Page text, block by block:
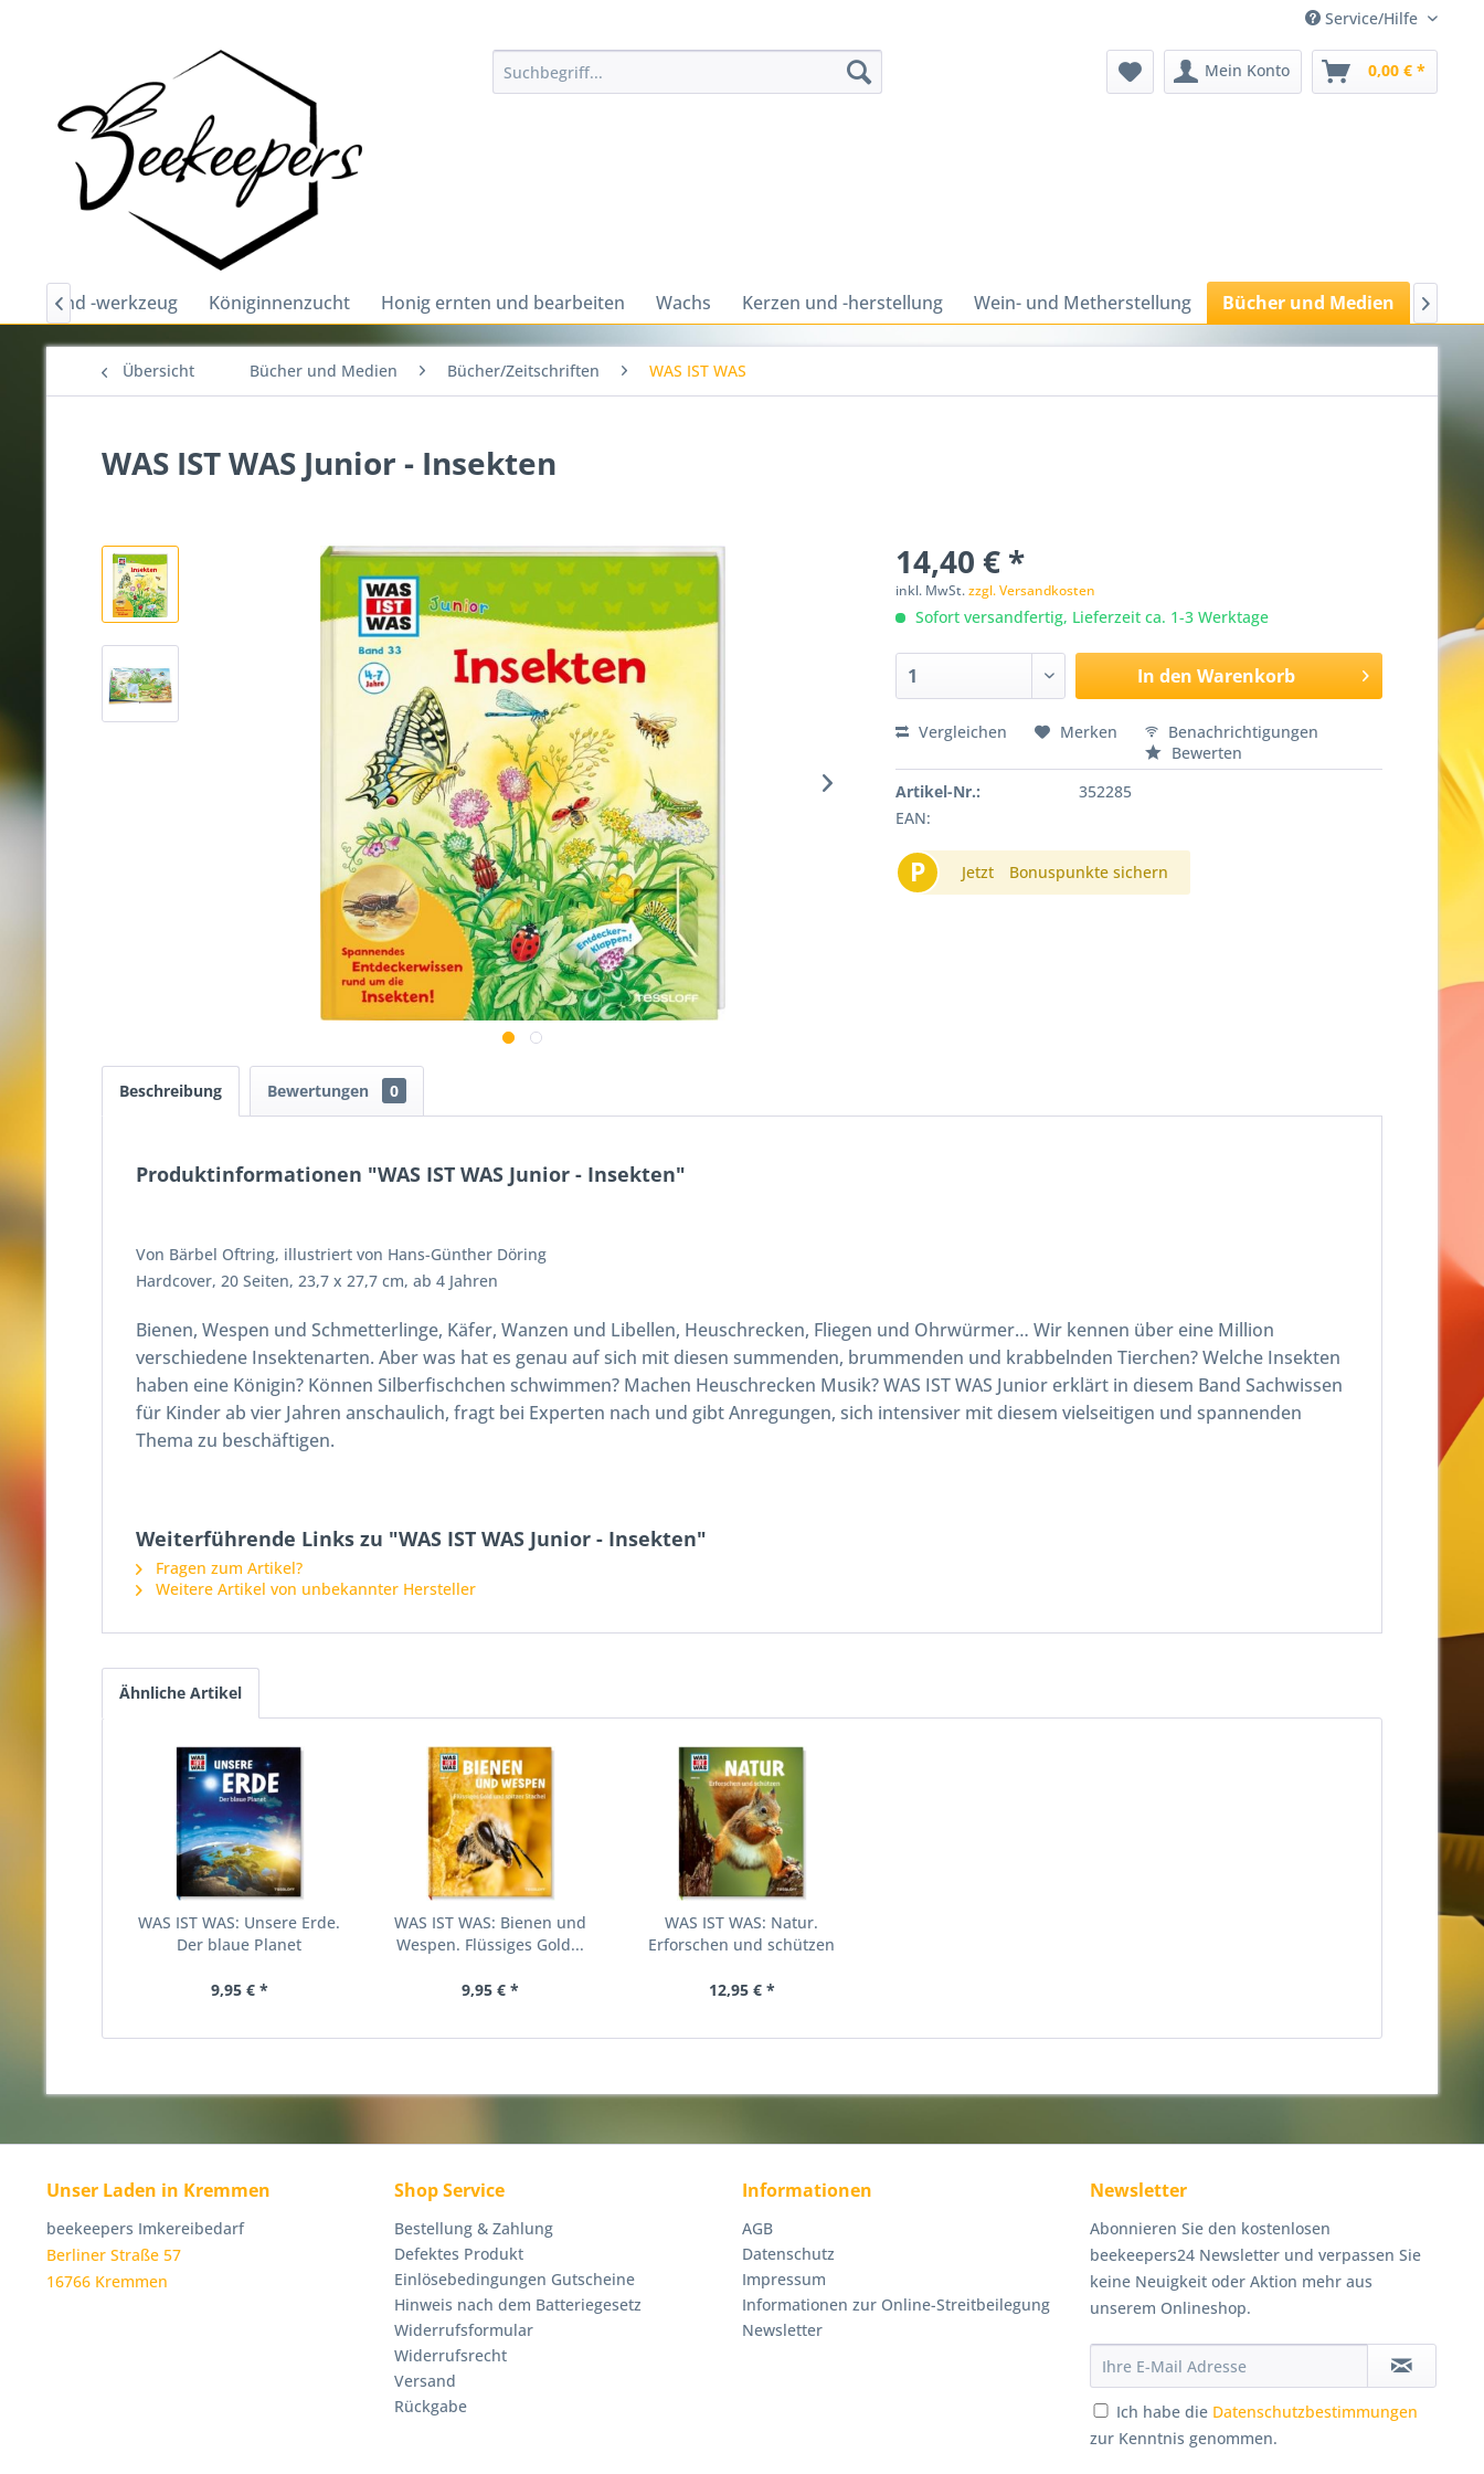
Service/Hilfe
Mein Konto 0,00 € *
und -werkzeug Königinnenzucht Honig ernten und bearbeiten Wachs Kerzen und -herstellung Wein- und Metherstellung Bücher und Medien
 
Übersicht Bücher und Medien Bücher/Zeitschriften WAS IST WAS
WAS IST WAS Junior - Insekten
14,40 € *
inkl. MwSt.zzgl. Versandkosten
Sofort versandfertig, Lieferzeit ca. 1-3 Werktage
In den Warenkorb
Vergleichen Merken
Benachrichtigungen
Bewerten
Artikel-Nr.:
352285
EAN:
P Jetzt Bonuspunkte sichern
Beschreibung Bewertungen 0
Produktinformationen "WAS IST WAS Junior - Insekten"
Von Bärbel Oftring, illustriert von Hans-Günther Döring
Hardcover, 20 Seiten, 23,7 x 27,7 cm, ab 4 Jahren
Bienen, Wespen und Schmetterlinge, Käfer, Wanzen und Libellen, Heuschrecken, Fliegen und Ohrwürmer… Wir kennen über eine Million
verschiedene Insektenarten. Aber was hat es genau auf sich mit diesen summenden, brummenden und krabbelnden Tierchen? Welche Insekten
haben eine Königin? Können Silberfischchen schwimmen? Machen Heuschrecken Musik? WAS IST WAS Junior erklärt in diesem Band Sachwissen
für Kinder ab vier Jahren anschaulich, fragt bei Experten nach und gibt Anregungen, sich intensiver mit diesem vielseitigen und spannenden
Thema zu beschäftigen.
Weiterführende Links zu "WAS IST WAS Junior - Insekten"
Fragen zum Artikel?
Weitere Artikel von unbekannter Hersteller
Ähnliche Artikel
WAS IST WAS: Unsere Erde.
Der blaue Planet
9,95 € *
WAS IST WAS: Bienen und
Wespen. Flüssiges Gold...
9,95 € *
WAS IST WAS: Natur.
Erforschen und schützen
12,95 € *
Unser Laden in Kremmen
beekeepers Imkereibedarf
Berliner Straße 57
16766 Kremmen
Shop Service
Bestellung & Zahlung
Defektes Produkt
Einlösebedingungen Gutscheine
Hinweis nach dem Batteriegesetz
Widerrufsformular
Widerrufsrecht
Versand
Rückgabe
Informationen
AGB
Datenschutz
Impressum
Informationen zur Online-Streitbeilegung
Newsletter
Newsletter
Abonnieren Sie den kostenlosen
beekeepers24 Newsletter und verpassen Sie
keine Neuigkeit oder Aktion mehr aus
unserem Onlineshop.
Ich habe die Datenschutzbestimmungen
zur Kenntnis genommen.